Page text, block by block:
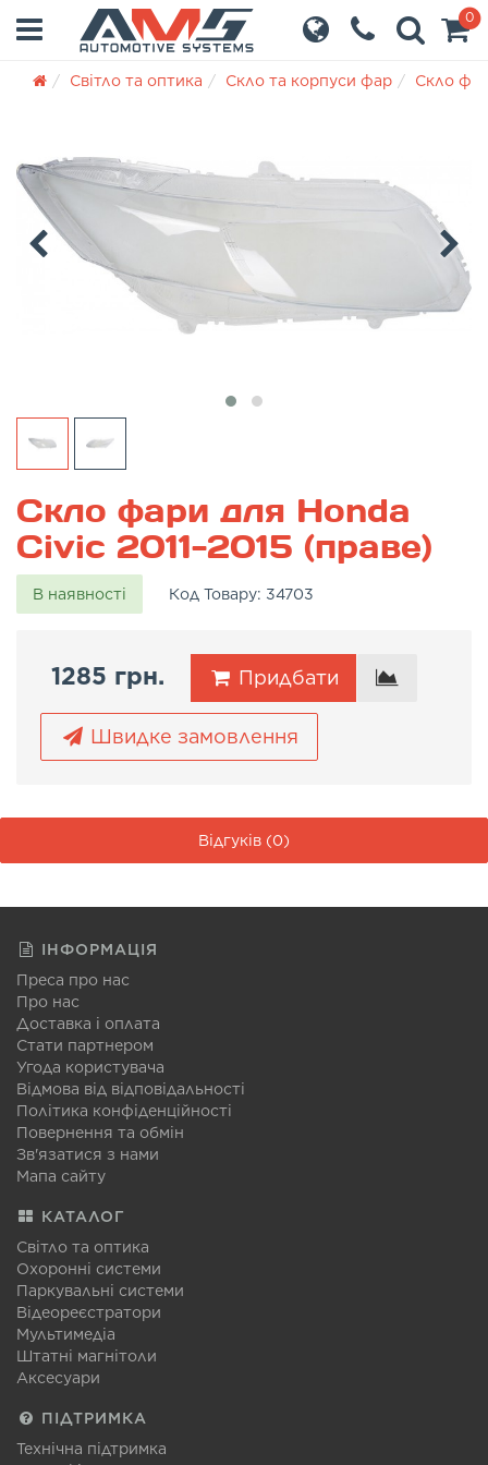
0
Світло та оптика Скло та корпуси фар Скло
Скло фари для Honda
Civic 2011-2015 (праве)
В наявності Код Товару: 34703
1285 грн. Придбати
Швидке замовлення
Відгуків (0)
ІНФОРМАЦІЯ
Преса про нас
Про нас
Доставка і оплата
Стати партнером
Угода користувача
Відмова від відповідальності
Політика конфіденційності
Повернення та обмін
Зв'язатися з нами
Мапа сайту
КАТАЛОГ
Світло та оптика
Охоронні системи
Паркувальні системи
Відеореєстратори
Мультимедіа
Штатні магнітоли
Аксесуари
ПІДТРИМКА
Технічна підтримка